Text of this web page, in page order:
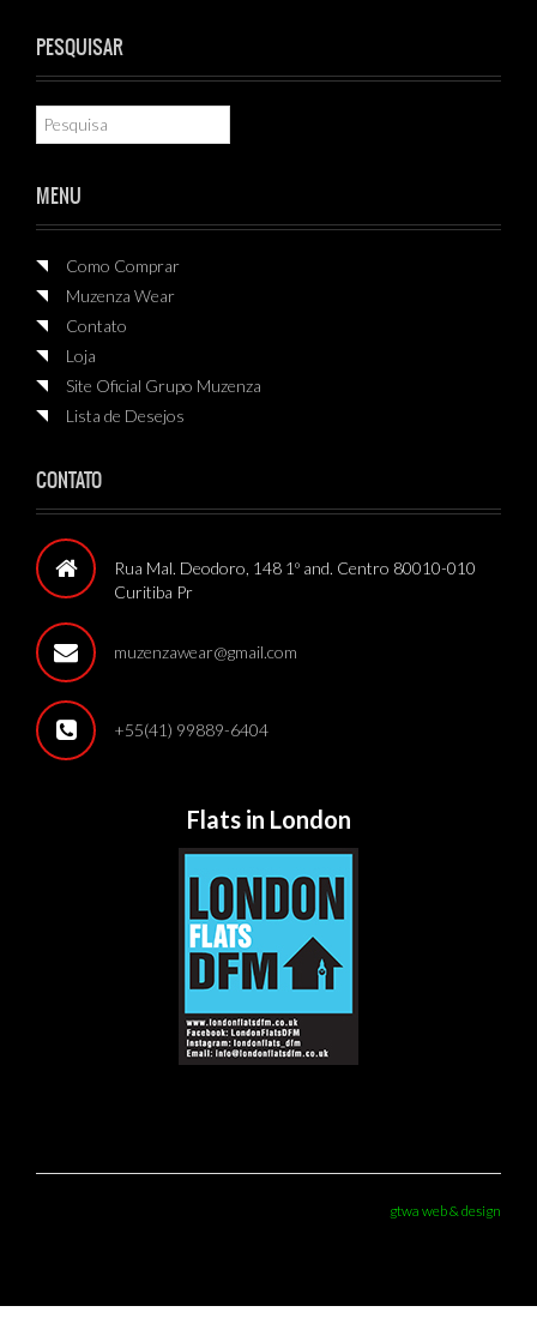
PESQUISAR
MENU
Como Comprar
Muzenza Wear
Contato
Loja
Site Oficial Grupo Muzenza
Lista de Desejos
CONTATO
Rua Mal. Deodoro, 148 1º and. Centro 80010-010
Curitiba Pr
muzenzawear@gmail.com
+55(41) 99889-6404
Flats in London
gtwa web & design